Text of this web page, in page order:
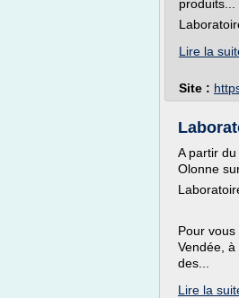
produits...
Lire la
Site :
A partir
Olonne
Pour
Vendée,
des...
Lire la